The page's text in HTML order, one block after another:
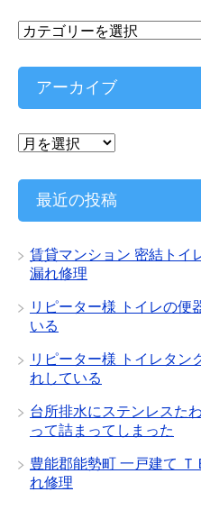
カ
ゴ
ー
アーカイブ
ア
カ
ブ
最近の投稿
賃貸マンション 密結トイ
漏れ修理
リピーター様 トイレの便
いる
リピーター様 トイレタン
れしている
台所排水にステンレスた
って詰まってしまった
豊能郡能勢町 一戸建て
れ修理